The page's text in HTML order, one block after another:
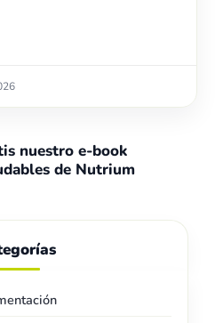
nuestro e-book
de Nutrium